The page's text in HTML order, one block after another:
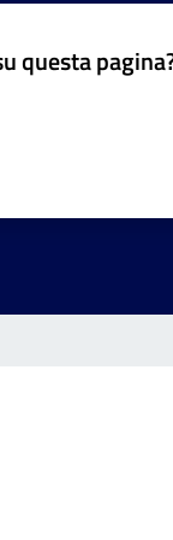
questa